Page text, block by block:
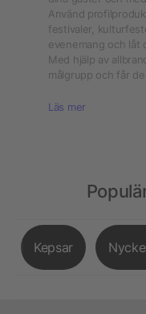
Använd
festivaler,
evenemang och låt
Med hjälp av
målgrupp och får
Läs mer
Kepsar